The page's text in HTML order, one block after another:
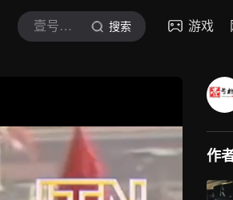
壹号档案影像 搜索 游戏
作